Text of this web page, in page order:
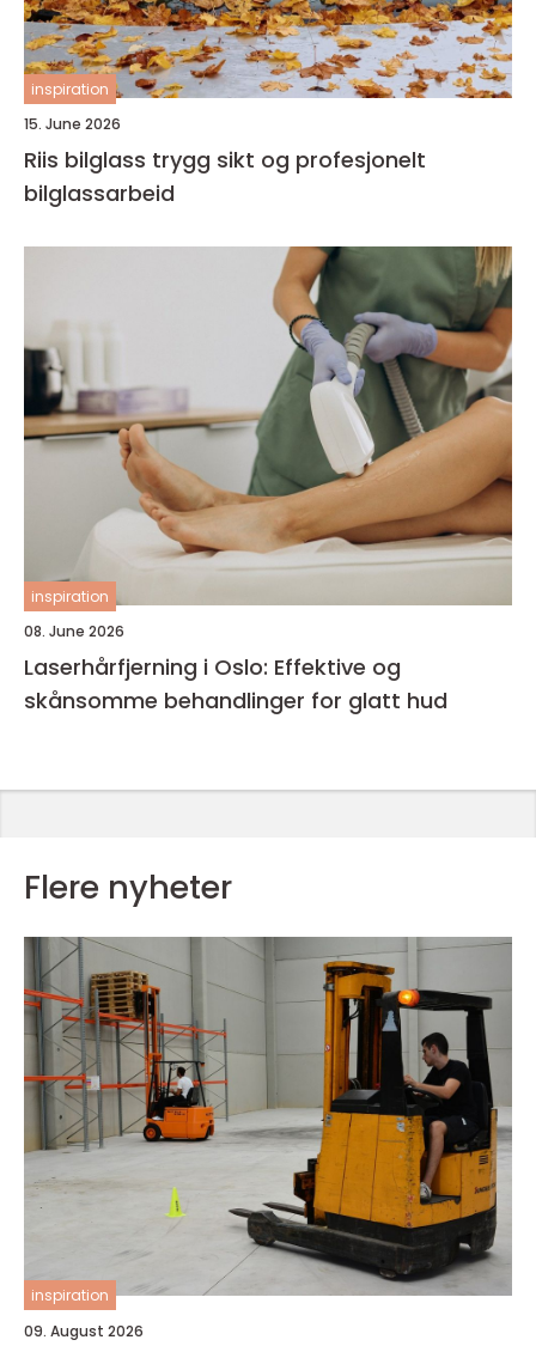
inspiration
15. June 2026
Riis bilglass trygg sikt og profesjonelt
bilglassarbeid
inspiration
08. June 2026
Laserhårfjerning i Oslo: Effektive og
skånsomme behandlinger for glatt hud
Flere nyheter
inspiration
09. August 2026